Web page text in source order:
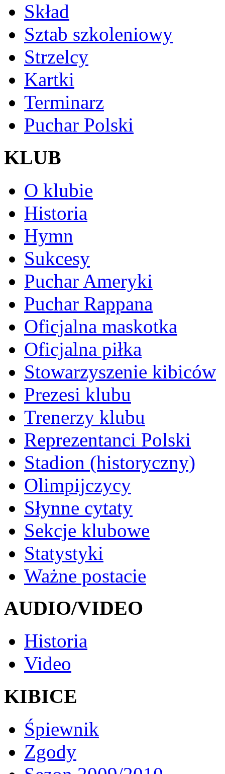
Skład
Sztab szkoleniowy
Strzelcy
Kartki
Terminarz
Puchar Polski
KLUB
O klubie
Historia
Hymn
Sukcesy
Puchar Ameryki
Puchar Rappana
Oficjalna maskotka
Oficjalna piłka
Stowarzyszenie kibiców
Prezesi klubu
Trenerzy klubu
Reprezentanci Polski
Stadion (historyczny)
Olimpijczycy
Słynne cytaty
Sekcje klubowe
Statystyki
Ważne postacie
AUDIO/VIDEO
Historia
Video
KIBICE
Śpiewnik
Zgody